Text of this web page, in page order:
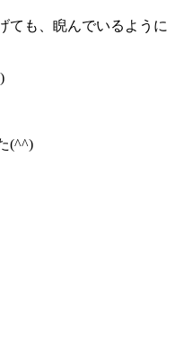
ても、睨んでいるように
(^^)